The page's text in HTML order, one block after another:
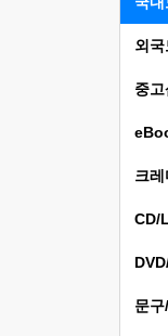
외국
중고
크레
CD/
문